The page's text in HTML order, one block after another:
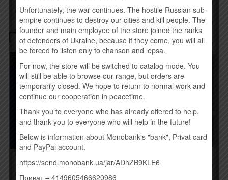
Похожие товары
THE AVENER – THE
WANDERINGS OF THE
AVENER (2015)
AVICII – STORIES (2015)
Unfortunately, the war continues. The hostile Russian sub-
empire continues to destroy our cities and kill people. The
founder and main employee of the store joined the ranks
of defenders of Ukraine, because if they come, you will all
be forced to listen only to chanson and lepsa.
For now, the store will be switched to catalog mode. You
will still be able to browse our range, but orders are
temporarily closed. We hope to return to normal work and
continue our cooperation in peacetime.
Thank you to everyone who has already offered to help,
and thank you to everyone who will help in the future!
Below is information about Monobank's "bank", Privat card
and PayPal account.
https://send.monobank.ua/jar/ADhZB9KLE6
Приват – 4149605466620986